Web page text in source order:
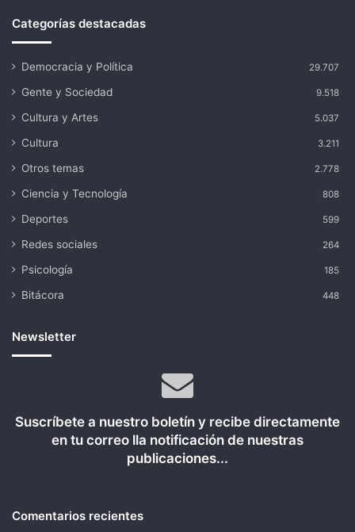
Categorías destacadas
Democracia y Política 29.707
Gente y Sociedad 9.518
Cultura y Artes 5.037
Cultura 3.211
Otros temas 2.778
Ciencia y Tecnología 808
Deportes 599
Redes sociales 264
Psicología 185
Bitácora 448
Newsletter
Suscríbete a nuestro boletín y recibe directamente
en tu correo lla notificación de nuestras
publicaciones...
Comentarios recientes